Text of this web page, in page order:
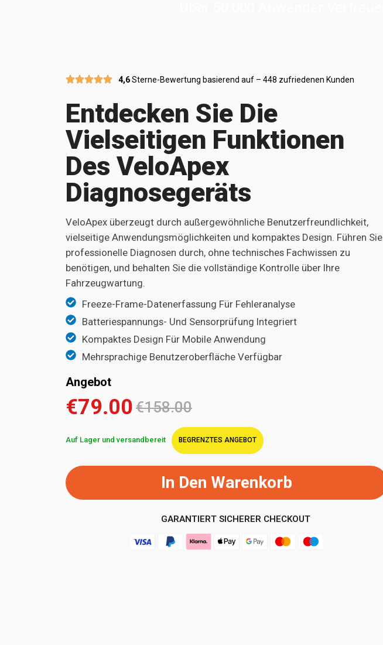
4,6Sterne-Bewertung basierend auf – 448 zufriedenen Kunden
Entdecken Sie Die
Vielseitigen Funktionen
Des VeloApex
Diagnosegeräts
VeloApex überzeugt durch außergewöhnliche Benutzerfreundlichkeit,
vielseitige Anwendungsmöglichkeiten und kompaktes Design. Führen Sie
professionelle Diagnosen durch, ohne technisches Fachwissen zu
benötigen, und behalten Sie die vollständige Kontrolle über Ihre
Fahrzeugwartung.
Freeze-Frame-Datenerfassung Für Fehleranalyse
Batteriespan­nungs- Und Sensorprüfung Integriert
Kompaktes Design Für Mobile Anwendung
Mehrsprachige Benutzeroberfläche Verfügbar
Angebot
€79.00 €158.00
Auf Lager und versandbereit BEGRENZTES ANGEBOT
In Den Warenkorb
GARANTIERT SICHERER CHECKOUT